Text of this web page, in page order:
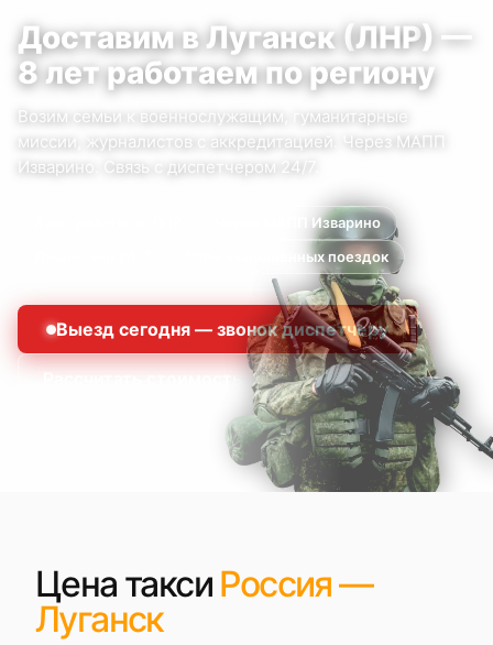
Доставим вЛуганск(ЛНР) —
8 летработаем по региону
Возим семьи к военнослужащим, гуманитарные
миссии, журналистов с аккредитацией.
Через МАПП
Изварино.
Связь с диспетчером 24/7.
Через МАПП Изварино
500+ выполненных поездок
Выезд сегодня — звонок диспетчеру
Цена такси Россия —
Луганск